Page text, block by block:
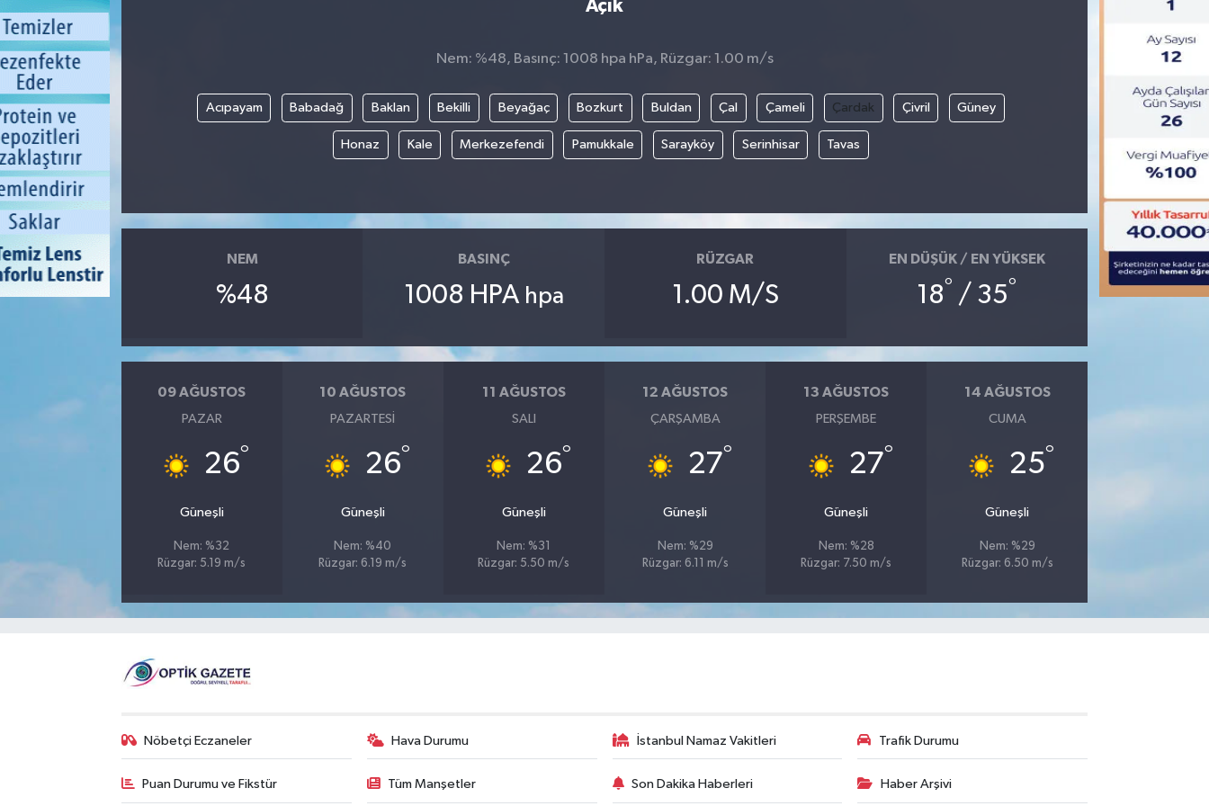
Açık
Nem: %48, Basınç: 1008 hpa hPa, Rüzgar: 1.00 m/s
Acıpayam Babadağ Baklan Bekilli Beyağaç Bozkurt Buldan Çal Çameli Çardak Çivril Güney
Honaz Kale Merkezefendi Pamukkale Sarayköy Serinhisar Tavas
NEM
%48
BASINÇ
1008 HPA hpa
RÜZGAR
1.00 M/S
EN DÜŞÜK / EN YÜKSEK
18° / 35°
09 AĞUSTOS
PAZAR
26°
Güneşli
Nem: %32
Rüzgar: 5.19 m/s
10 AĞUSTOS
PAZARTESI
26°
Güneşli
Nem: %40
Rüzgar: 6.19 m/s
11 AĞUSTOS
SALI
26°
Güneşli
Nem: %31
Rüzgar: 5.50 m/s
12 AĞUSTOS
ÇARŞAMBA
27°
Güneşli
Nem: %29
Rüzgar: 6.11 m/s
13 AĞUSTOS
PERŞEMBE
27°
Güneşli
Nem: %28
Rüzgar: 7.50 m/s
14 AĞUSTOS
CUMA
25°
Güneşli
Nem: %29
Rüzgar: 6.50 m/s
Nöbetçi Eczaneler Hava Durumu İstanbul Namaz Vakitleri Trafik Durumu
Puan Durumu ve Fikstür Tüm Manşetler Son Dakika Haberleri Haber Arşivi